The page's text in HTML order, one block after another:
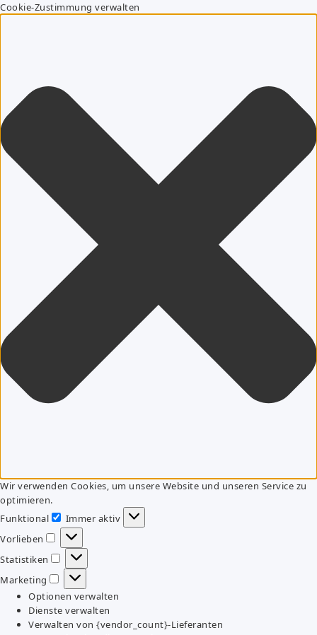
Cookie-Zustimmung verwalten
Wir verwenden Cookies, um unsere Website und unseren Service zu
optimieren.
Funktional
Funktional
Immer aktiv
Vorlieben
Vorlieben
Statistiken
Statistiken
Marketing
Marketing
Optionen verwalten
Dienste verwalten
Verwalten von {vendor_count}-Lieferanten